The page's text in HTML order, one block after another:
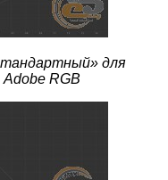
для
RGB